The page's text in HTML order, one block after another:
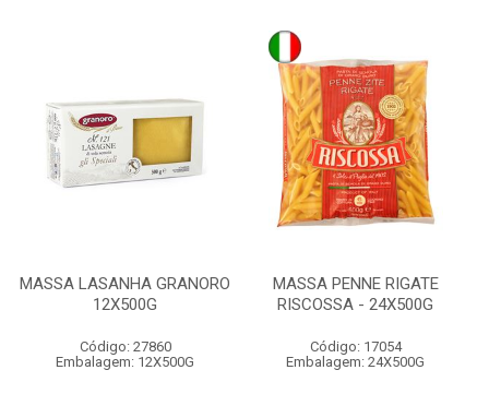
MASSA LASANHA GRANORO
12X500G
Código: 27860
Embalagem: 12X500G
MASSA PENNE RIGATE
RISCOSSA - 24X500G
Código: 17054
Embalagem: 24X500G